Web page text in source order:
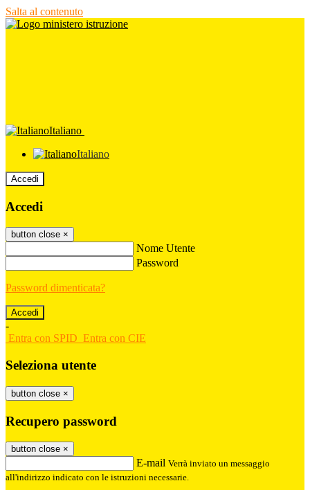
Salta al contenuto
Italiano
Italiano
Accedi
Accedi
button close ×
Nome Utente
Password
Password dimenticata?
-
Entra con SPID Entra con CIE
Seleziona utente
button close ×
Recupero password
button close ×
E-mail Verrà inviato un messaggio
all'indirizzo indicato con le istruzioni necessarie.